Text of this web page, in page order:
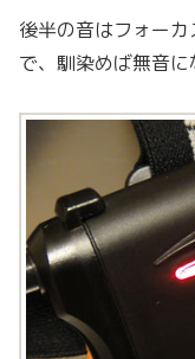
後半の音はフォー
で、馴染めば無音に